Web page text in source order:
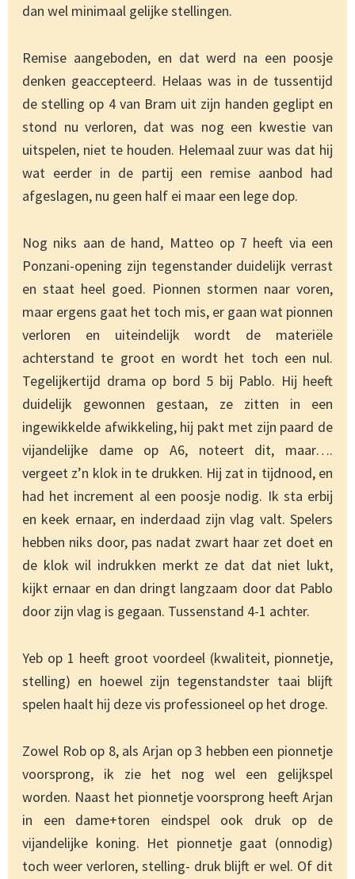
dan wel minimaal gelijke stellingen.
Remise aangeboden, en dat werd na een poosje
denken geaccepteerd. Helaas was in de tussentijd
de stelling op 4 van Bram uit zijn handen geglipt en
stond nu verloren, dat was nog een kwestie van
uitspelen, niet te houden. Helemaal zuur was dat hij
wat eerder in de partij een remise aanbod had
afgeslagen, nu geen half ei maar een lege dop.
Nog niks aan de hand, Matteo op 7 heeft via een
Ponzani-opening zijn tegenstander duidelijk verrast
en staat heel goed. Pionnen stormen naar voren,
maar ergens gaat het toch mis, er gaan wat pionnen
verloren en uiteindelijk wordt de materiële
achterstand te groot en wordt het toch een nul.
Tegelijkertijd drama op bord 5 bij Pablo. Hij heeft
duidelijk gewonnen gestaan, ze zitten in een
ingewikkelde afwikkeling, hij pakt met zijn paard de
vijandelijke dame op A6, noteert dit, maar….
vergeet z’n klok in te drukken. Hij zat in tijdnood, en
had het increment al een poosje nodig. Ik sta erbij
en keek ernaar, en inderdaad zijn vlag valt. Spelers
hebben niks door, pas nadat zwart haar zet doet en
de klok wil indrukken merkt ze dat dat niet lukt,
kijkt ernaar en dan dringt langzaam door dat Pablo
door zijn vlag is gegaan. Tussenstand 4-1 achter.
Yeb op 1 heeft groot voordeel (kwaliteit, pionnetje,
stelling) en hoewel zijn tegenstandster taai blijft
spelen haalt hij deze vis professioneel op het droge.
Zowel Rob op 8, als Arjan op 3 hebben een pionnetje
voorsprong, ik zie het nog wel een gelijkspel
worden. Naast het pionnetje voorsprong heeft Arjan
in een dame+toren eindspel ook druk op de
vijandelijke koning. Het pionnetje gaat (onnodig)
toch weer verloren, stelling- druk blijft er wel. Of dit